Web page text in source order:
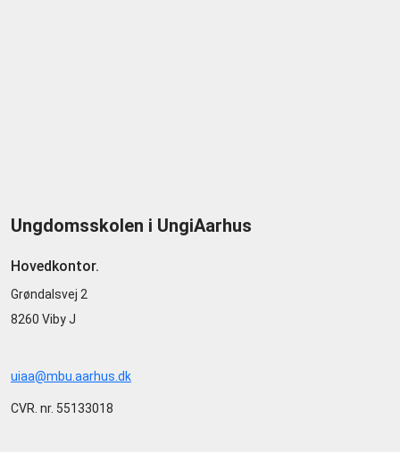
Ungdomsskolen i UngiAarhus
Hovedkontor.
Grøndalsvej 2
8260 Viby J
uiaa@mbu.aarhus.dk
CVR. nr. 55133018